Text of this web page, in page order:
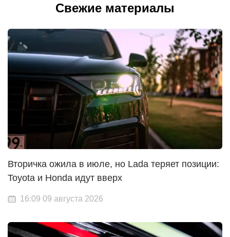
Свежие материалы
Вторичка ожила в июле, но Lada теряет позиции:
Toyota и Honda идут вверх
16:09 09 августа 2026